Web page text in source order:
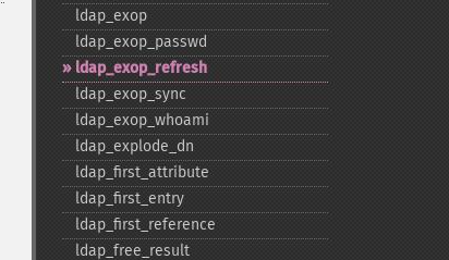
ldap_​exop
ldap_​exop_​passwd
ldap_​exop_​refresh
ldap_​exop_​sync
ldap_​exop_​whoami
ldap_​explode_​dn
ldap_​first_​attribute
ldap_​first_​entry
ldap_​first_​reference
ldap_​free_​result